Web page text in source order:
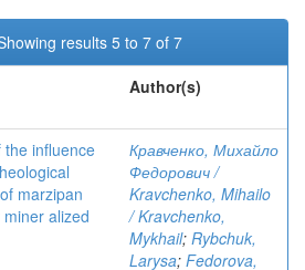
results 5 to 7 of 7
Author(s)
the influence
marzipan
alized
Кравченко, Михайло
Федорович /
Kravchenko, Mihailo
/ Kravchenko,
Mykhail; Rybchuk,
Larysa; Fedorova,